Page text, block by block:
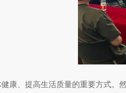
康、提高生活质量的重要方式。